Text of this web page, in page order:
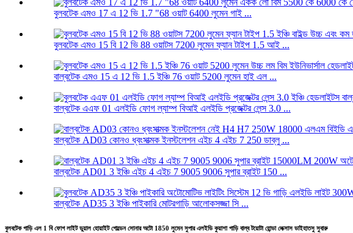
বুলবটেক এমও 17 এ 12 ভি 1.7 "68 ওয়াট 6400 লুমেন গাই ...
বুলবটেক এমও 15 বি 12 ভি 88 ওয়াটস 7200 লুমেন ফ্যান টাইপ 1.5 আই ...
বাল্বটেক এমও 15 এ 12 ভি 1.5 ইঞ্চি 76 ওয়াট 5200 লুমেন হাই এল ...
বাল্বটেক এএফ 01 এলইডি ফোগ ল্যাম্প বিআই এলইডি প্রজেক্টর লেন্স 3.0 ...
বাল্বটেক AD03 কোনও ধ্বংসাত্মক ইনস্টলেশন এইচ 4 এইচ 7 250 ডাব্লু ...
বাল্বটেক AD01 3 ইঞ্চি এইচ 4 এইচ 7 9005 9006 সুপার ব্রাইট 150 ...
বাল্বটেক AD35 3 ইঞ্চি পাইকারি মোটরগাড়ি আলোকসজ্জা সি ...
বুলবটেক গাড়ি এল 1 বি ফোগ লাইট ডুয়াল হোয়াইট গোল্ডেন সোনার অটো 1850 লুমেন সুপার এলইডি কুয়াশা গাড়ি বাল্ব টয়োটা হোন্ডা লেক্সাস ডাইহাতসু সুবারু